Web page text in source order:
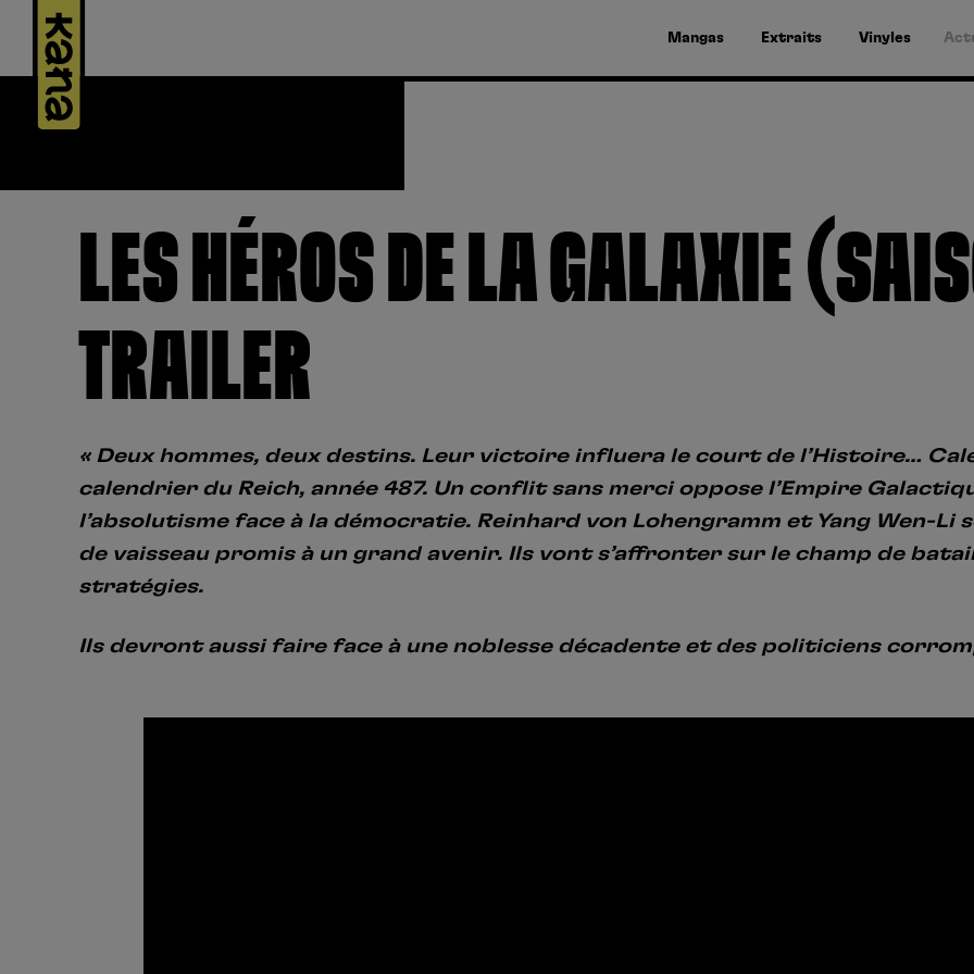
Mangas Extraits Vinyles
LES HÉROS DE LA GALAXIE
TRAILER
« Deux hommes, deux destins. Leur victoire influera le court de l’Histoire…
calendrier du Reich, année 487. Un conflit sans merci oppose l’Empire
l’absolutisme face à la démocratie. Reinhard von Lohengramm et Yang Wen-
de vaisseau promis à un grand avenir. Ils vont s’affronter sur le champ de
stratégies.
Ils devront aussi faire face à une noblesse décadente et des politiciens
Panneau de gestion des cookies